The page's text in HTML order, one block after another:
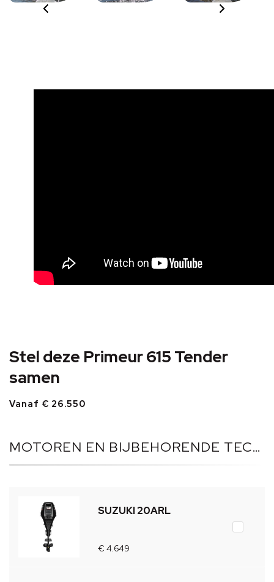
Stel deze Primeur 615 Tender
samen
Vanaf € 26.550
MOTOREN EN BIJBEHORENDE TECHNIEK
SUZUKI 20ARL
€ 4.649